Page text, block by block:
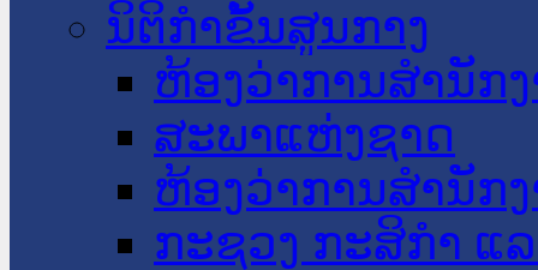
ນິຕິກໍາຂັ້ນສູນກາງ
ຫ້ອງວ່າການສໍານັກ
ສະພາແຫ່ງຊາດ
ຫ້ອງວ່າການສຳນັກ
ກະຊວງ ກະສິກຳ ແ